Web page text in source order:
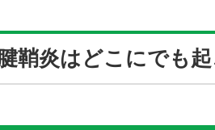
鞘炎はどこにでも